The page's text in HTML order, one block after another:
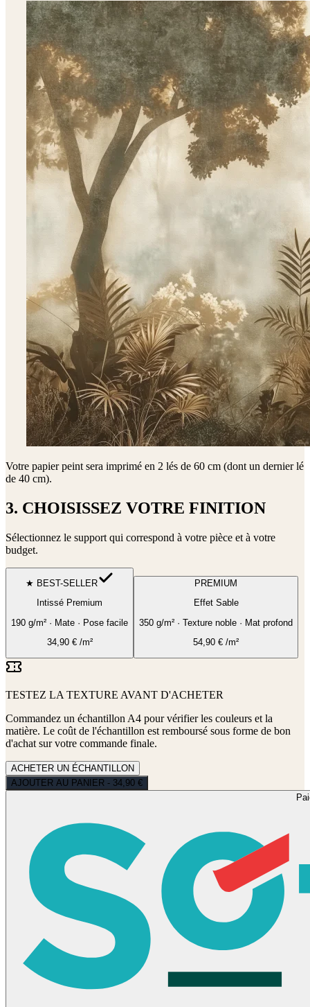
Votre papier peint sera imprimé en 2 lés de 60 cm (dont un dernier lé
de 40 cm).
3. CHOISISSEZ VOTRE FINITION
Sélectionnez le support qui correspond à votre pièce et à votre
budget.
★ BEST-SELLER
Intissé Premium
190 g/m² · Mate · Pose facile
34,90€/m²
PREMIUM
Effet Sable
350 g/m² · Texture noble · Mat profond
54,90 € /m²
TESTEZ LA TEXTURE AVANT D'ACHETER
Commandez un échantillon A4 pour vérifier les couleurs et la
matière. Le coût de l'échantillon est remboursé sous forme de bon
d'achat sur votre commande finale.
ACHETER UN ÉCHANTILLON
AJOUTER AU PANIER - 34,90 €